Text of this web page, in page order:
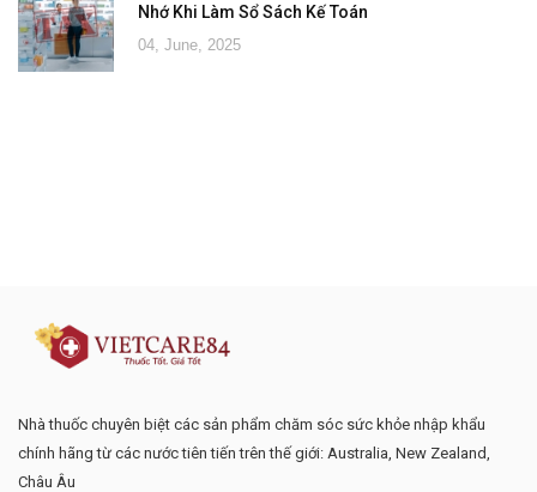
Nhớ Khi Làm Sổ Sách Kế Toán
04, June, 2025
Nhà thuốc chuyên biệt các sản phẩm chăm sóc sức khỏe nhập khẩu
chính hãng từ các nước tiên tiến trên thế giới: Australia, New Zealand,
Châu Âu